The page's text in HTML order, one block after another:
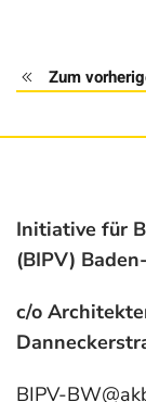
Zum
Initiative für
(BIPV)
c/o
BIPV-